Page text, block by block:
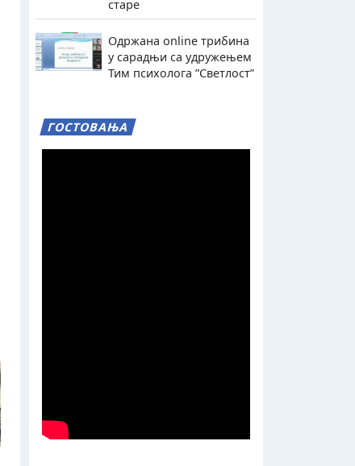
старе
Одржана online трибина
у сарадњи са удружењем
Тим психолога ”Светлост”
ГОСТОВАЊА